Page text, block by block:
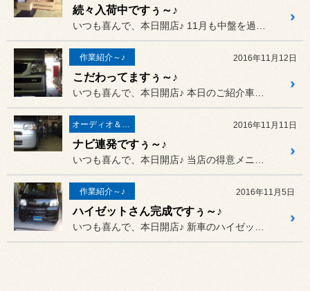
続々入荷中ですぅ～♪
作業紹介～♪ 2016年11月12日
こだわってますぅ～♪
オーディオ＆ナビゲーション 2016年11月11日
ナビ連発ですぅ～♪
作業紹介～♪ 2016年11月5日
ハイゼットさん完成ですぅ～♪